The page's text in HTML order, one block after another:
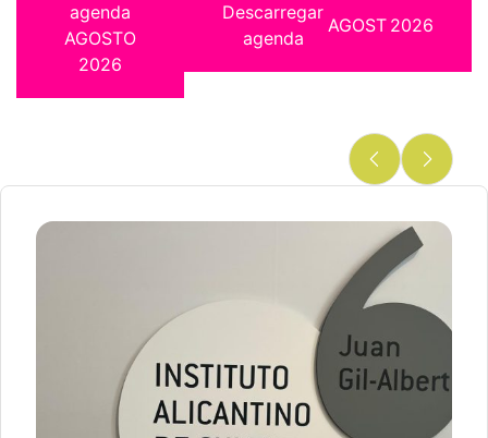
agenda
AGOSTO
2026
Descarregar
agenda
AGOST 2026